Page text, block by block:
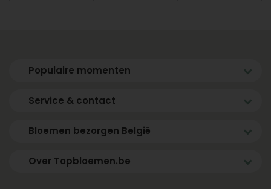
Populaire momenten
Service & contact
Bloemen bezorgen België
Over Topbloemen.be